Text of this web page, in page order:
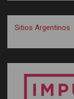
Sitios Argentinos